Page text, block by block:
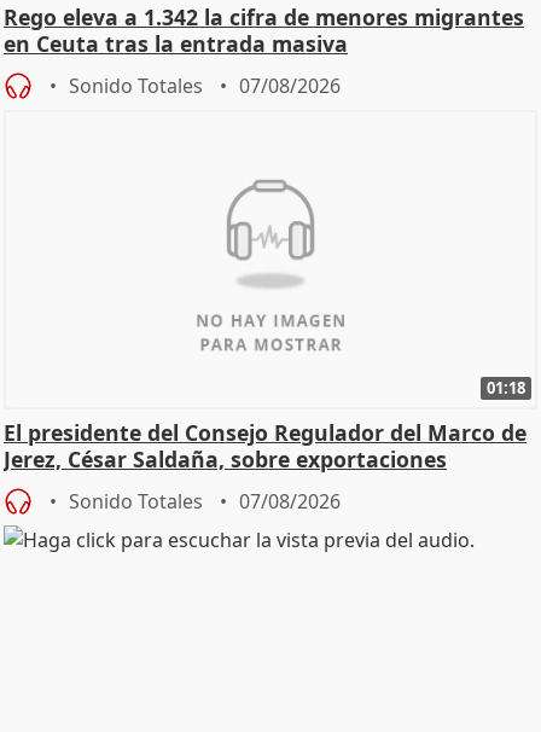
Rego eleva a 1.342 la cifra de menores migrantes
en Ceuta tras la entrada masiva
Sonido Totales 07/08/2026
01:18
El presidente del Consejo Regulador del Marco de
Jerez, César Saldaña, sobre exportaciones
Sonido Totales 07/08/2026